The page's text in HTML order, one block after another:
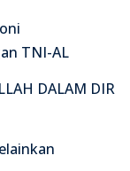
TNI-AL
DALAM DIR